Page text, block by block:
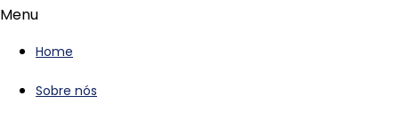
Menu
Home
Sobre nós